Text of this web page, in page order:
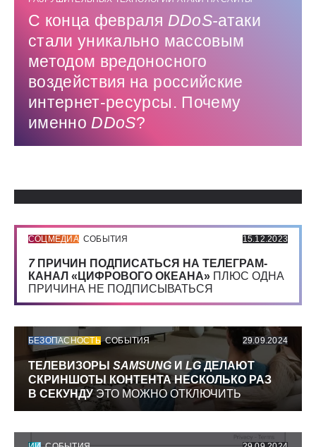
С конца февраля DDoS-атаки
стали уникально массовым
методом вредоносного
воздействия на российские
интернет-ресурсы. Почему
именно DDoS?
СОЦМЕДИА СОБЫТИЯ 15.12.2023
7 ПРИЧИН ПОДПИСАТЬСЯ НА ТЕЛЕГРАМ-
КАНАЛ «ЦИФРОВОГО ОКЕАНА» ПЛЮС ОДНА
ПРИЧИНА НЕ ПОДПИСЫВАТЬСЯ
БЕЗОПАСНОСТЬ СОБЫТИЯ 29.09.2024
ТЕЛЕВИЗОРЫ SAMSUNG И LGДЕЛАЮТ
СКРИНШОТЫ КОНТЕНТА НЕСКОЛЬКО РАЗ
В СЕКУНДУЭТО МОЖНО ОТКЛЮЧИТЬ